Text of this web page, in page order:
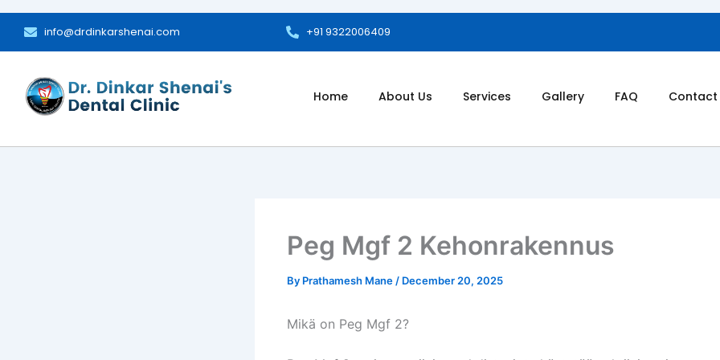
Skip
content
info@drdinkarshenai.com +91 9322006409
Home About Us Services Gallery FAQ Contact
Peg Mgf 2 Kehonrakennus
By Prathamesh Mane / December 20, 2025
Mikä on Peg Mgf 2?